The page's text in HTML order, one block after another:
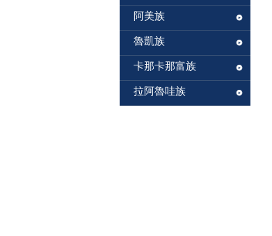
阿美族
魯凱族
卡那卡那富族
拉阿魯哇族